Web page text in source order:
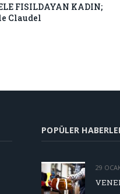
FISILDAYAN KADIN;
Claudel
POPÜLER
29